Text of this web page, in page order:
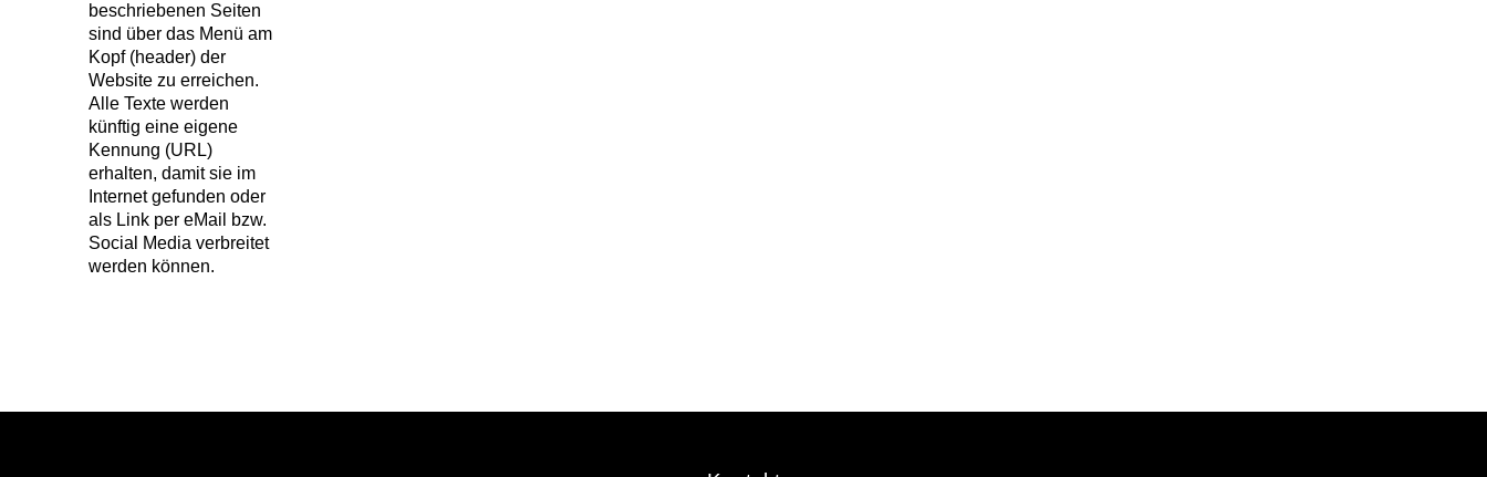
beschriebenen Seiten
sind über das Menü am
Kopf (header) der
Website zu erreichen.
Alle Texte werden
künftig eine eigene
Kennung (URL)
erhalten, damit sie im
Internet gefunden oder
als Link per eMail bzw.
Social Media verbreitet
werden können.